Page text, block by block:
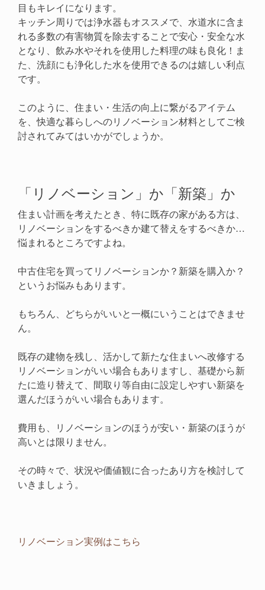
目もキレイになります。
キッチン周りでは浄水器もオススメで、水道水に含ま
れる多数の有害物質を除去することで安心・安全な水
となり、飲み水やそれを使用した料理の味も良化！ま
た、洗顔にも浄化した水を使用できるのは嬉しい利点
です。
このように、住まい・生活の向上に繋がるアイテム
を、快適な暮らしへのリノベーション材料としてご検
討されてみてはいかがでしょうか。
「リノベーション」か「新築」か
住まい計画を考えたとき、特に既存の家がある方は、
リノベーションをするべきか建て替えをするべきか…
悩まれるところですよね。
中古住宅を買ってリノベーションか？新築を購入か？
というお悩みもあります。
もちろん、どちらがいいと一概にいうことはできませ
ん。
既存の建物を残し、活かして新たな住まいへ改修する
リノベーションがいい場合もありますし、基礎から新
たに造り替えて、間取り等自由に設定しやすい新築を
選んだほうがいい場合もあります。
費用も、リノベーションのほうが安い・新築のほうが
高いとは限りません。
その時々で、状況や価値観に合ったあり方を検討して
いきましょう。
リノベーション実例はこちら